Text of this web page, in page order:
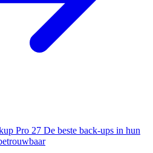
Pro 27 De beste back-ups in hun